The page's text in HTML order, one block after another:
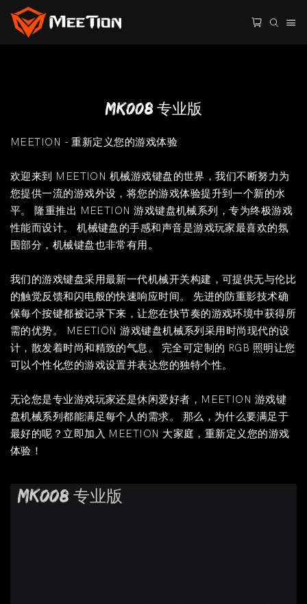
MK008 专业版
MEETION - 重新定义您的游戏体验
欢迎来到 MEETION 机械游戏键盘的世界，我们不断努力为
您提供一流的游戏外设，将您的游戏体验提升到一个新的水
平。 隆重推出 MEETION 游戏键盘机械系列，专为终极游戏
性能而设计。 机械键盘的手感和声音是游戏玩家最喜欢的氛
围部分，机械键盘也非常有用。
我们的游戏键盘采用最新一代机械开关构建，可提供无与伦比
的触觉反馈和闪电般的快速响应时间。 先进的防重影技术确
保每个按键都被记录下来，让您在快节奏的游戏环境中获得所
需的优势。 MEETION 游戏键盘机械系列采用时尚现代的设
计，散发着时尚和精致的气息。 完全可定制的 RGB 照明让您
可以个性化您的游戏设置并表达您的独特个性。
无论您是专业游戏玩家还是休闲爱好者，MEETION 游戏键
盘机械系列都能满足每个人的需求。 那么，为什么要满足于
最好的呢？立即加入 MEETION 大家庭，重新定义您的游戏
体验！
MK008 专业版